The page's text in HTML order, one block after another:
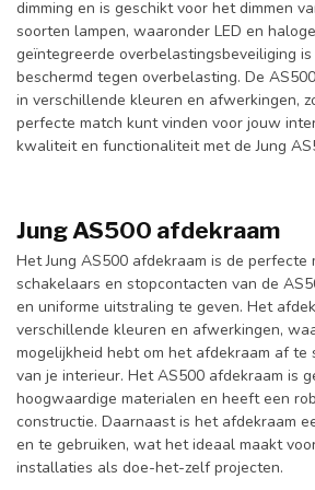
dimming en is geschikt voor het dimmen
soorten lampen, waaronder LED en
geïntegreerde overbelastingsbeveiliging
beschermd tegen overbelasting. De
in verschillende kleuren en afwerkingen,
perfecte match kunt vinden voor jouw
kwaliteit en functionaliteit met de Jung
Jung AS500 afdekraam
Het Jung AS500 afdekraam is de perfecte
schakelaars en stopcontacten van de
en uniforme uitstraling te geven. Het
verschillende kleuren en afwerkingen,
mogelijkheid hebt om het afdekraam af te
van je interieur. Het AS500 afdekraam is
hoogwaardige materialen en heeft een
constructie. Daarnaast is het afdekraam
en te gebruiken, wat het ideaal maakt
installaties als doe-het-zelf projecten.